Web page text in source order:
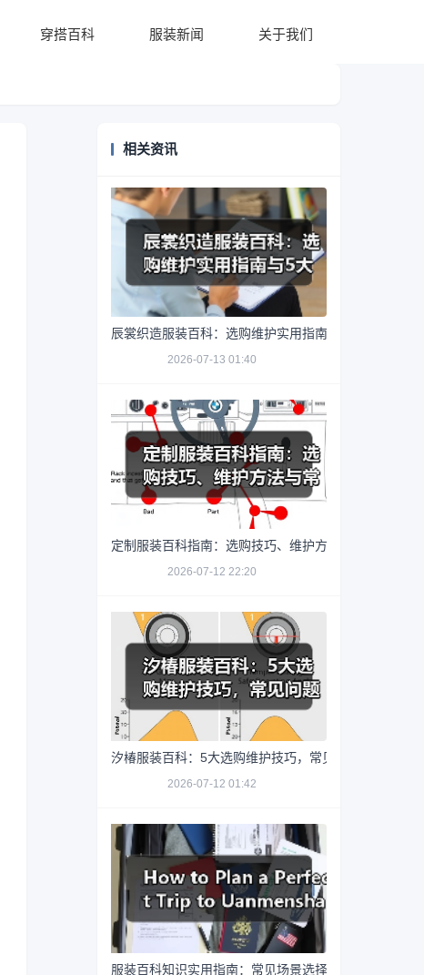
穿搭百科 服装新闻 关于我们
相关资讯
辰裳织造服装百科：选购维护实用指南与5大常见问题
2026-07-13 01:40
定制服装百科指南：选购技巧、维护方法与常见问题解
2026-07-12 22:20
汐椿服装百科：5大选购维护技巧，常见问题全解析
2026-07-12 01:42
服装百科知识实用指南：常见场景选择要点与注意事项